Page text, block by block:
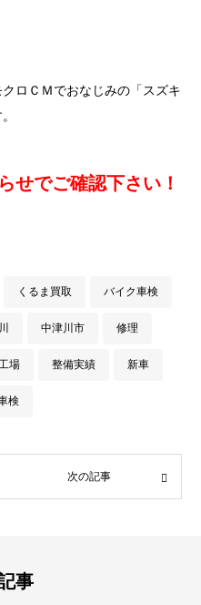
ロＣＭでおなじみの「スズキ
せでご確認下さい！
くるま買取 バイク車検
中津川市 修理
場 整備実績 新車
検
次の記事
事